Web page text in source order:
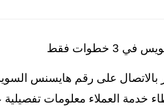
خطوات فقط
بالاتصال على رقم هايسنس السويس
خدمة العملاء معلومات